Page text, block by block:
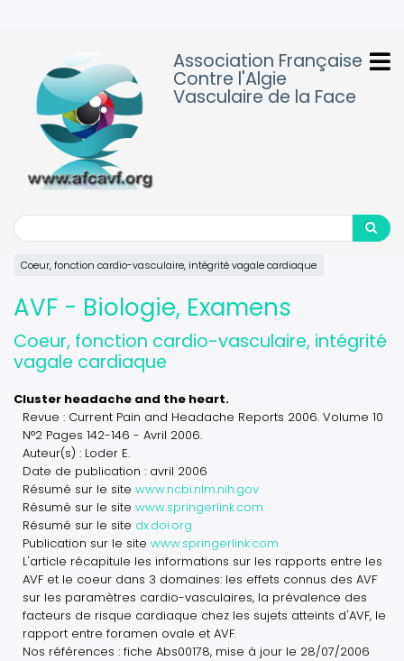
Association Française
Contre l'Algie
Vasculaire de la Face
Search
Search
Coeur, fonction cardio-vasculaire, intégrité vagale cardiaque
AVF - Biologie, Examens
Coeur, fonction cardio-vasculaire, intégrité
vagale cardiaque
Cluster headache and the heart.
Revue : Current Pain and Headache Reports 2006. Volume 10
N°2 Pages 142-146 - Avril 2006.
Auteur(s) : Loder E.
Date de publication : avril 2006
Résumé sur le site www.ncbi.nlm.nih.gov
Résumé sur le site www.springerlink.com
Résumé sur le site dx.doi.org
Publication sur le site www.springerlink.com
L'article récapitule les informations sur les rapports entre les
AVF et le coeur dans 3 domaines: les effets connus des AVF
sur les paramètres cardio-vasculaires, la prévalence des
facteurs de risque cardiaque chez les sujets atteints d'AVF, le
rapport entre foramen ovale et AVF.
Nos références : fiche Abs00178, mise à jour le 28/07/2006